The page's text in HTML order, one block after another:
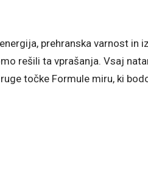
prehranska varnost in
rešili ta vprašanja. Vsaj
točke Formule miru, ki